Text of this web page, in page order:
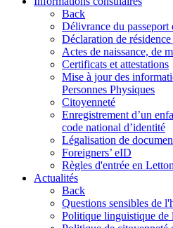
Back
Délivrance du passeport
Déclaration de
Actes de naissance, de
Certificats et attestations
Mise à jour des
Personnes Physiques
Citoyenneté
Enregistrement d’un
code national d’identité
Légalisation de
Foreigners’ eID
Règles d'entrée en
Actualités
Back
Questions sensibles de
Politique linguistique de